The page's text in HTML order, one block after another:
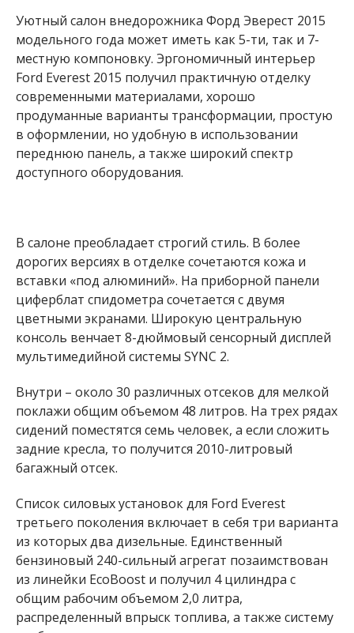
Уютный салон внедорожника Форд Эверест 2015
модельного года может иметь как 5-ти, так и 7-
местную компоновку. Эргономичный интерьер
Ford Everest 2015 получил практичную отделку
современными материалами, хорошо
продуманные варианты трансформации, простую
в оформлении, но удобную в использовании
переднюю панель, а также широкий спектр
доступного оборудования.
В салоне преобладает строгий стиль. В более
дорогих версиях в отделке сочетаются кожа и
вставки «под алюминий». На приборной панели
циферблат спидометра сочетается с двумя
цветными экранами. Широкую центральную
консоль венчает 8-дюймовый сенсорный дисплей
мультимедийной системы SYNC 2.
Внутри – около 30 различных отсеков для мелкой
поклажи общим объемом 48 литров. На трех рядах
сидений поместятся семь человек, а если сложить
задние кресла, то получится 2010-литровый
багажный отсек.
Список силовых установок для Ford Everest
третьего поколения включает в себя три варианта
из которых два дизельные. Единственный
бензиновый 240-сильный агрегат позаимствован
из линейки EcoBoost и получил 4 цилиндра с
общим рабочим объемом 2,0 литра,
распределенный впрыск топлива, а также систему